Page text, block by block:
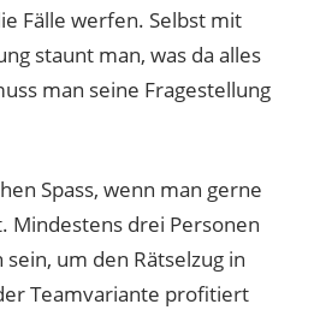
Fälle werfen. Selbst mit
staunt man, was da alles
man seine Fragestellung
Spass, wenn man gerne
Mindestens drei Personen
um den Rätselzug in
Teamvariante profitiert